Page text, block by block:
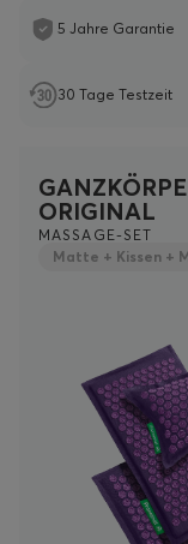
5 Jahre Garantie
30 Tage Testzeit
ORIGINAL
MASSAGE-SET
Matte + Kissen +